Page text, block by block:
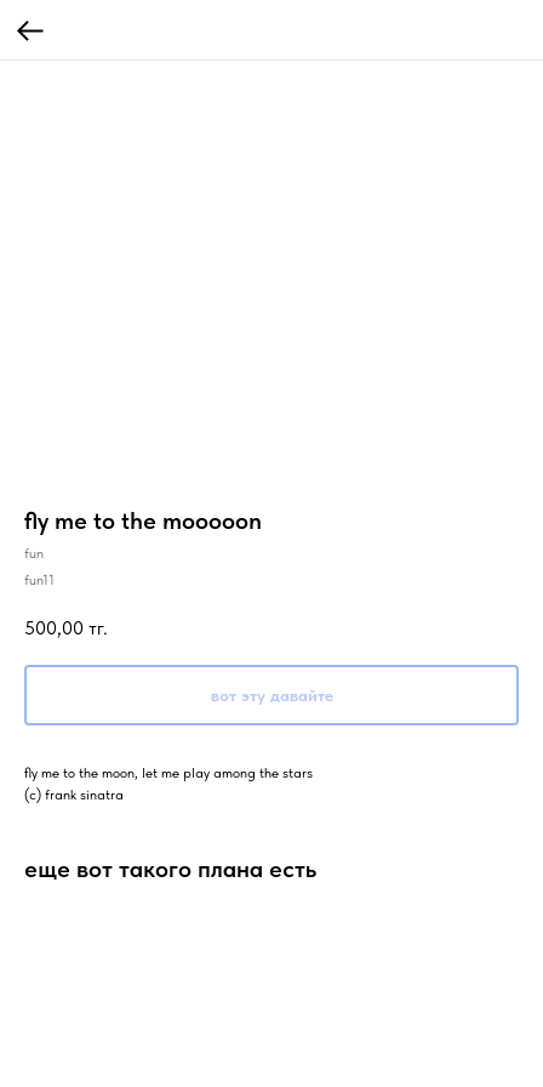
fly me to the mooooon
fun
fun11
500,00 тг.
вот эту давайте
fly me to the moon, let me play among the stars
(c) frank sinatra
еще вот такого плана есть